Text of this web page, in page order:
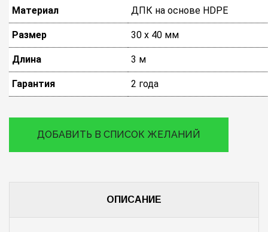
Материал ДПК на основе HDPE
Размер 30 х 40 мм
Длина 3 м
Гарантия 2 года
ДОБАВИТЬ В СПИСОК ЖЕЛАНИЙ
ОПИСАНИЕ